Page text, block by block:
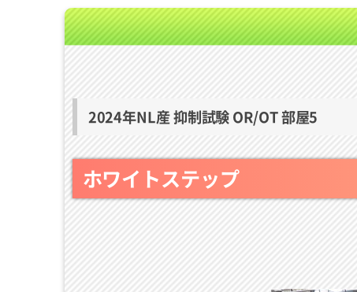
2024年NL産 抑制試験 OR/OT 部屋5
ホワイトステップ